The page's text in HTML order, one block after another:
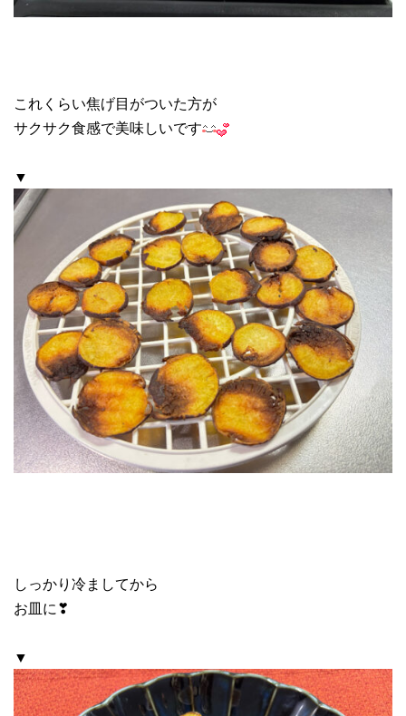
これくらい焦げ目がついた方が
サクサク食感で美味しいです
▼
しっかり冷ましてから
お皿に❣
▼